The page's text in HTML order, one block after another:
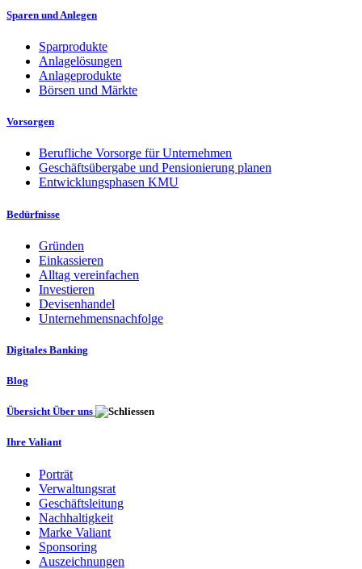
Sparen und Anlegen
Sparprodukte
Anlagelösungen
Anlageprodukte
Börsen und Märkte
Vorsorgen
Berufliche Vorsorge für Unternehmen
Geschäftsübergabe und Pensionierung planen
Entwicklungsphasen KMU
Bedürfnisse
Gründen
Einkassieren
Alltag vereinfachen
Investieren
Devisenhandel
Unternehmensnachfolge
Digitales Banking
Blog
Übersicht Über uns
Ihre Valiant
Porträt
Verwaltungsrat
Geschäftsleitung
Nachhaltigkeit
Marke Valiant
Sponsoring
Auszeichnungen